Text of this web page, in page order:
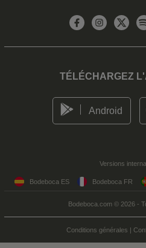
TÉLÉCHARGEZ
Android
Versions
Bodeboca ES Bodeboca FR
Bodeboca.com © 2026 -
Conditions générales |